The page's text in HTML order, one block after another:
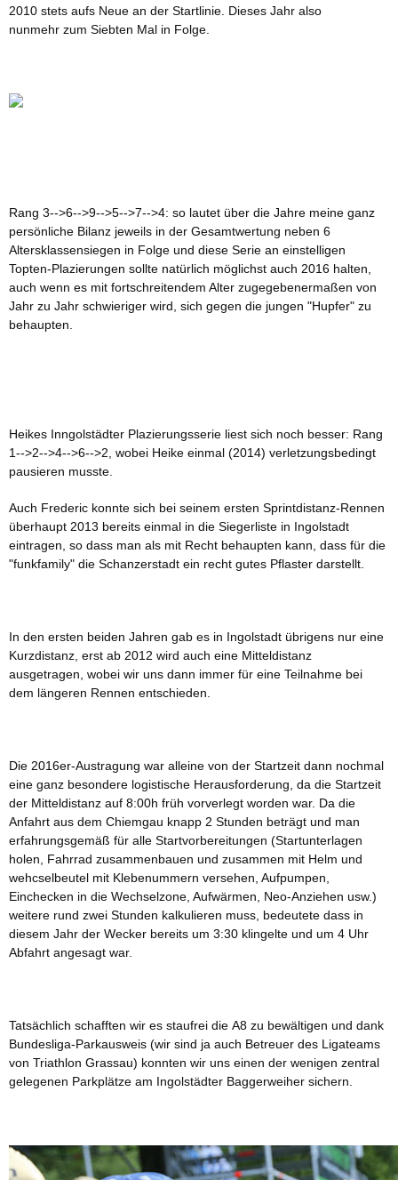
2010 stets aufs Neue an der Startlinie. Dieses Jahr also
nunmehr zum Siebten Mal in Folge.
Rang 3-->6-->9-->5-->7-->4: so lautet über die Jahre meine ganz
persönliche Bilanz jeweils in der Gesamtwertung neben 6
Altersklassensiegen in Folge und diese Serie an einstelligen
Topten-Plazierungen sollte natürlich möglichst auch 2016 halten,
auch wenn es mit fortschreitendem Alter zugegebenermaßen von
Jahr zu Jahr schwieriger wird, sich gegen die jungen "Hupfer" zu
behaupten.
Heikes Inngolstädter Plazierungsserie liest sich noch besser: Rang
1-->2-->4-->6-->2, wobei Heike einmal (2014) verletzungsbedingt
pausieren musste.
Auch Frederic konnte sich bei seinem ersten Sprintdistanz-Rennen
überhaupt 2013 bereits einmal in die Siegerliste in Ingolstadt
eintragen, so dass man als mit Recht behaupten kann, dass für die
"funkfamily" die Schanzerstadt ein recht gutes Pflaster darstellt.
In den ersten beiden Jahren gab es in Ingolstadt übrigens nur eine
Kurzdistanz, erst ab 2012 wird auch eine Mitteldistanz
ausgetragen, wobei wir uns dann immer für eine Teilnahme bei
dem längeren Rennen entschieden.
Die 2016er-Austragung war alleine von der Startzeit dann nochmal
eine ganz besondere logistische Herausforderung, da die Startzeit
der Mitteldistanz auf 8:00h früh vorverlegt worden war. Da die
Anfahrt aus dem Chiemgau knapp 2 Stunden beträgt und man
erfahrungsgemäß für alle Startvorbereitungen (Startunterlagen
holen, Fahrrad zusammenbauen und zusammen mit Helm und
wehcselbeutel mit Klebenummern versehen, Aufpumpen,
Einchecken in die Wechselzone, Aufwärmen, Neo-Anziehen usw.)
weitere rund zwei Stunden kalkulieren muss, bedeutete dass in
diesem Jahr der Wecker bereits um 3:30 klingelte und um 4 Uhr
Abfahrt angesagt war.
Tatsächlich schafften wir es staufrei die A8 zu bewältigen und dank
Bundesliga-Parkausweis (wir sind ja auch Betreuer des Ligateams
von Triathlon Grassau) konnten wir uns einen der wenigen zentral
gelegenen Parkplätze am Ingolstädter Baggerweiher sichern.